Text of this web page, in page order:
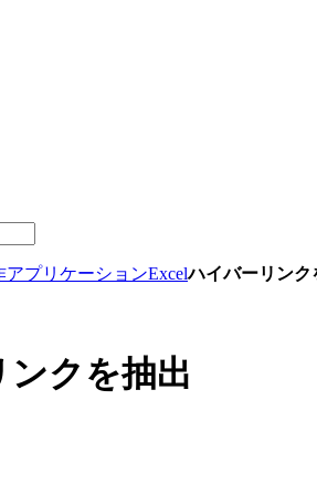
アプリケーションExcelハイバーリンク
クを抽出